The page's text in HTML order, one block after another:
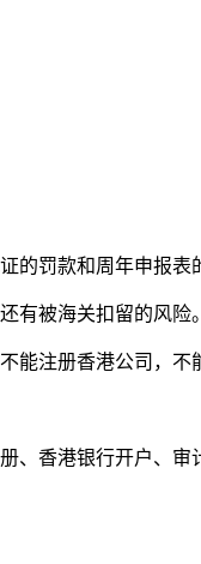
的罚款和周年申报表
有被海关扣留的风险。
注册香港公司，不
香港银行开户、审